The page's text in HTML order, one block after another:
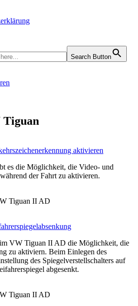
Search Button
Tiguan
aktivieren
es die Möglichkeit, die Video- und
der Fahrt zu aktivieren.
Tiguan II AD
VW Tiguan II AD die Möglichkeit, die
zu aktiviern. Beim Einlegen des
des Spiegelverstellschalters auf
abgesenkt.
Tiguan II AD